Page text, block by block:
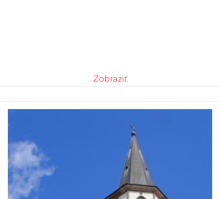
Zobraziť